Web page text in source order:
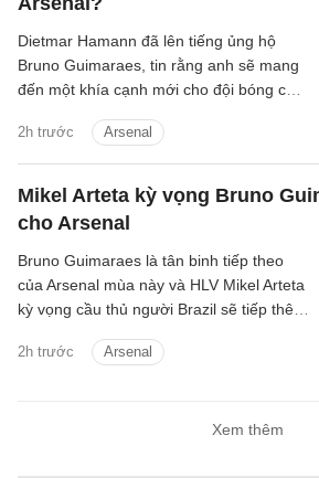
2h trước Arsenal
Dietmar Hamann đã lên tiếng ủng hộ
Bruno Guimaraes, tin rằng anh sẽ mang
đến một khía cạnh mới cho đội bóng của
Mikel Arteta kỳ vọng Bruno
cho Arsenal
2h trước Arsenal
Bruno Guimaraes là tân binh tiếp theo
của Arsenal mùa này và HLV Mikel Arteta
kỳ vọng cầu thủ người Brazil sẽ tiếp thêm
Xem thêm